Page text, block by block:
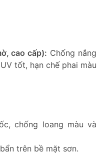
cao cấp): Chống nắng
tốt, hạn chế phai màu
chống loang màu và
trên bề mặt sơn.